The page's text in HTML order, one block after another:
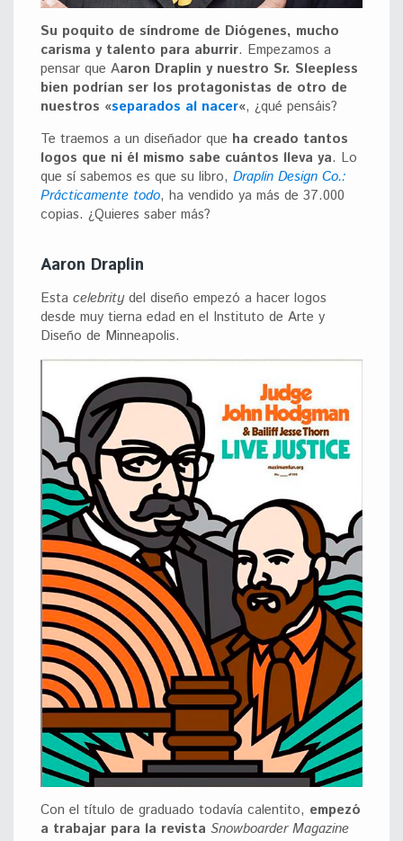
Su poquito de síndrome de Diógenes, mucho
carisma y talento para aburrir. Empezamos a
pensar que Aaron Draplin y nuestro Sr. Sleepless
bien podrían ser los protagonistas de otro de
nuestros «separados al nacer«, ¿qué pensáis?
Te traemos a un diseñador que ha creado tantos
logos que ni él mismo sabe cuántos lleva ya. Lo
que sí sabemos es que su libro, Draplin Design Co.:
Prácticamente todo, ha vendido ya más de 37.000
copias. ¿Quieres saber más?
Aaron Draplin
Esta celebritydel diseño empezó a hacer logos
desde muy tierna edad en el Instituto de Arte y
Diseño de Minneapolis.
Con el título de graduado todavía calentito, empezó
a trabajar para la revista Snowboarder Magazine